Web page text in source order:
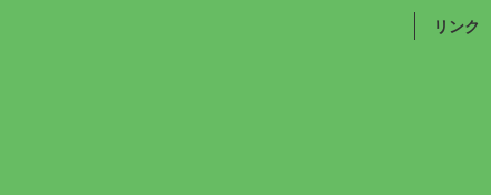
リンク